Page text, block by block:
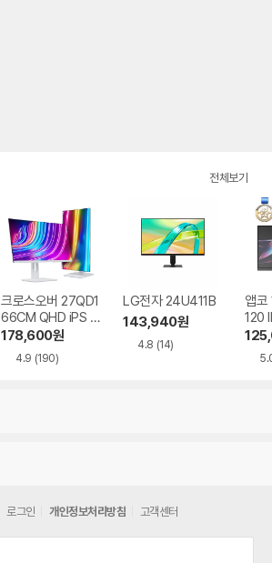
전체보기
크로스오버 27QD1
66CM QHD iPS U
SB-C 화이트 Ai 멀
티스탠드
178,600원
4.9 (190)
LG전자 24U411B
143,940원
4.8 (14)
앱코
120
로그인 개인정보처리방침 고객센터